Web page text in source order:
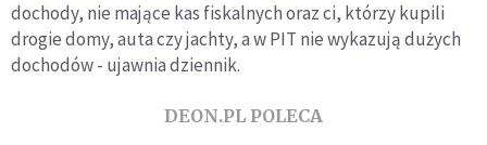
dochody, nie mające kas fiskalnych oraz ci, którzy kupili
drogie domy, auta czy jachty, a w PIT nie wykazują dużych
dochodów - ujawnia dziennik.
DEON.PL POLECA